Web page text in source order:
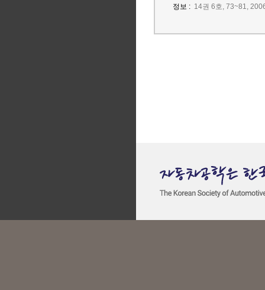
정보 : 14권 6호, 73~81,